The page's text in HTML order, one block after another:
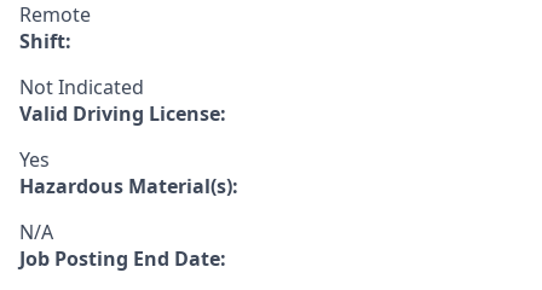
Remote
Shift:
Not Indicated
Valid Driving License:
Yes
Hazardous Material(s):
N/A
Job Posting End Date: